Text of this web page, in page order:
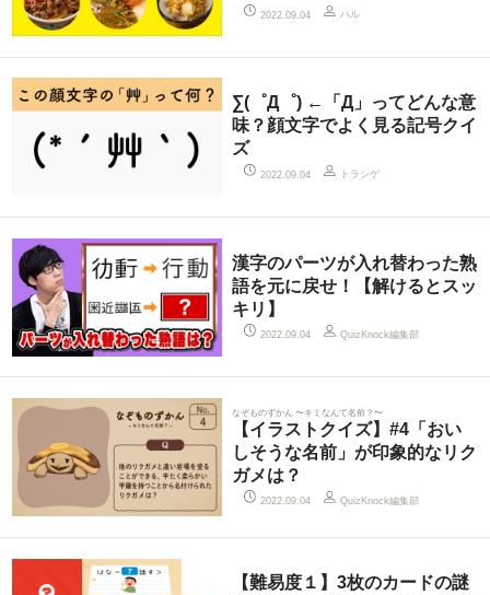
2022.09.04 ハル
∑(゜Д゜) ←「Д」ってどんな意
味？顔文字でよく見る記号クイ
ズ
2022.09.04 トラシゲ
漢字のパーツが入れ替わった熟
語を元に戻せ！【解けるとスッ
キリ】
2022.09.04 QuizKnock編集部
なぞものずかん 〜キミなんて名前？〜
【イラストクイズ】#4「おい
しそうな名前」が印象的なリク
ガメは？
2022.09.04 QuizKnock編集部
【難易度１】3枚のカードの謎